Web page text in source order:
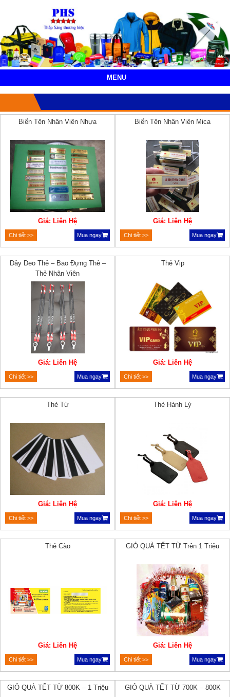
MENU
Biển Tên Nhân Viên Nhựa
Giá: Liên Hệ
Chi tiết >> Mua ngay
Biển Tên Nhân Viên Mica
Giá: Liên Hệ
Chi tiết >> Mua ngay
Dây Deo Thẻ – Bao Đựng Thẻ –
Thẻ Nhân Viên
Giá: Liên Hệ
Chi tiết >> Mua ngay
Thẻ Vip
Giá: Liên Hệ
Chi tiết >> Mua ngay
Thẻ Từ
Giá: Liên Hệ
Chi tiết >> Mua ngay
Thẻ Hành Lý
Giá: Liên Hệ
Chi tiết >> Mua ngay
Thẻ Cào
Giá: Liên Hệ
Chi tiết >> Mua ngay
GIỎ QUÀ TẾT TỪ Trên 1 Triệu
Giá: Liên Hệ
Chi tiết >> Mua ngay
GIỎ QUÀ TẾT TỪ 800K – 1 Triệu GIỎ QUÀ TẾT TỪ 700K – 800K